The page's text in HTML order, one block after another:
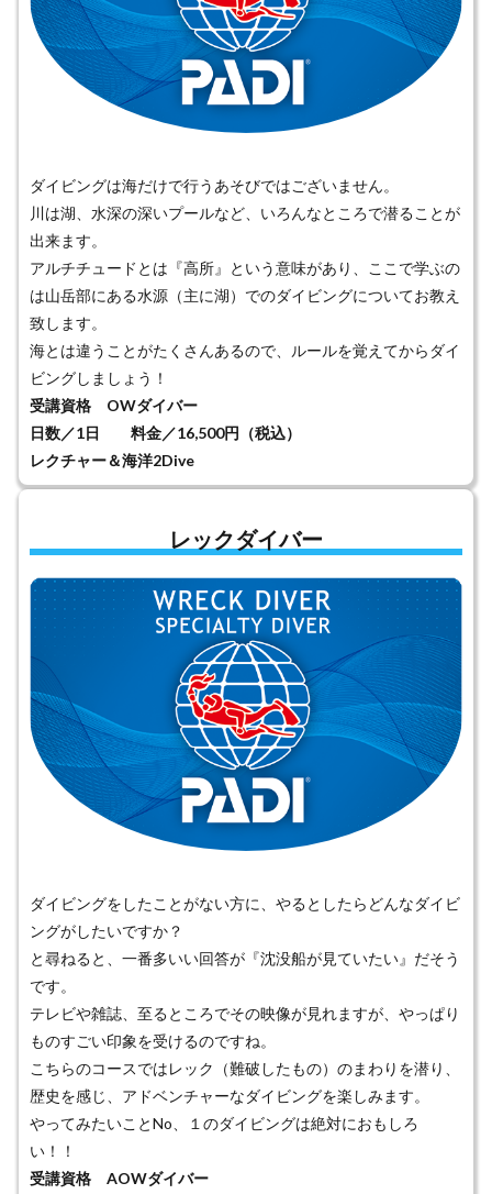
ダイビングは海だけで行うあそびではございません。
川は湖、水深の深いプールなど、いろんなところで潜ることが
出来ます。
アルチチュードとは『高所』という意味があり、ここで学ぶの
は山岳部にある水源（主に湖）でのダイビングについてお教え
致します。
海とは違うことがたくさんあるので、ルールを覚えてからダイ
ビングしましょう！
受講資格 OWダイバー
日数／1日 料金／16,500円（税込）
レクチャー＆海洋2Dive
レックダイバー
ダイビングをしたことがない方に、やるとしたらどんなダイビ
ングがしたいですか？
と尋ねると、一番多いい回答が『沈没船が見ていたい』だそう
です。
テレビや雑誌、至るところでその映像が見れますが、やっぱり
ものすごい印象を受けるのですね。
こちらのコースではレック（難破したもの）のまわりを潜り、
歴史を感じ、アドベンチャーなダイビングを楽しみます。
やってみたいことNo、１のダイビングは絶対におもしろ
い！！
受講資格 AOWダイバー